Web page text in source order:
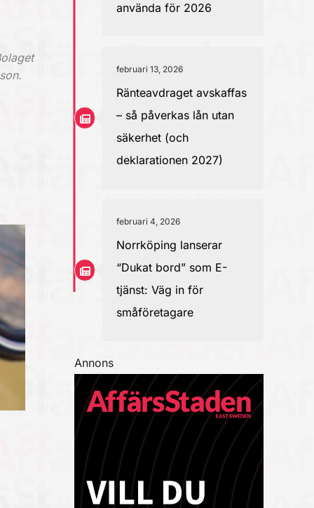
använda för 2026
februari 13, 2026
Ränteavdraget avskaffas
– så påverkas lån utan
säkerhet (och
deklarationen 2027)
februari 4, 2026
Norrköping lanserar
“Dukat bord” som E-
tjänst: Väg in för
småföretagare
Annons